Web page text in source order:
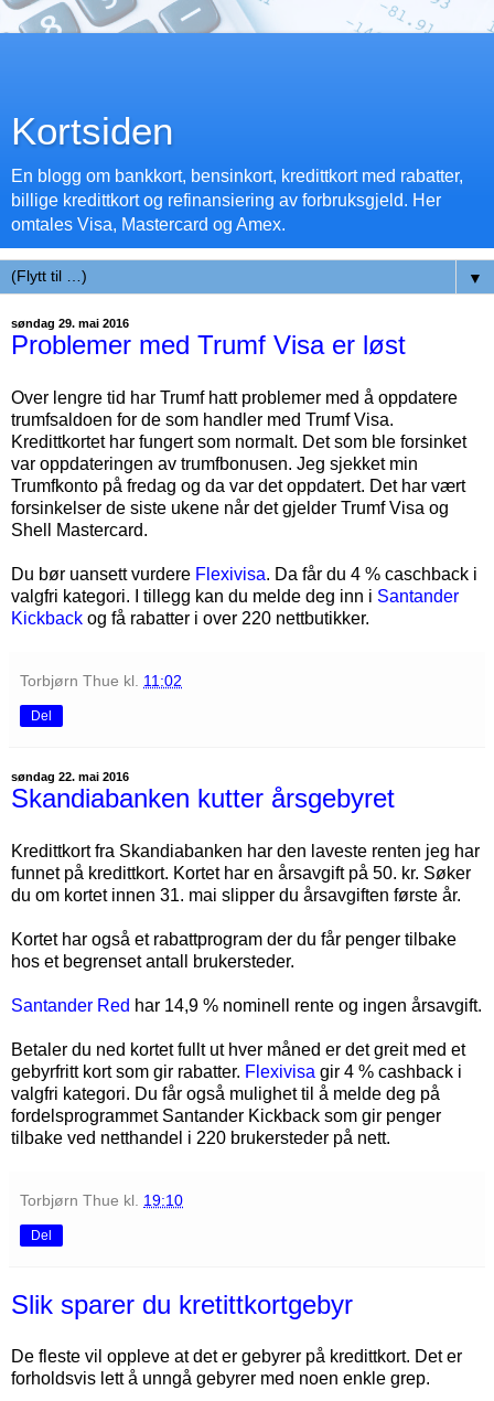
Kortsiden
En blogg om bankkort, bensinkort, kredittkort med rabatter,
billige kredittkort og refinansiering av forbruksgjeld. Her
omtales Visa, Mastercard og Amex.
▼
søndag 29. mai 2016
Problemer med Trumf Visa er løst
Over lengre tid har Trumf hatt problemer med å oppdatere
trumfsaldoen for de som handler med Trumf Visa.
Kredittkortet har fungert som normalt. Det som ble forsinket
var oppdateringen av trumfbonusen. Jeg sjekket min
Trumfkonto på fredag og da var det oppdatert. Det har vært
forsinkelser de siste ukene når det gjelder Trumf Visa og
Shell Mastercard.
Du bør uansett vurdere Flexivisa. Da får du 4 % caschback i
valgfri kategori. I tillegg kan du melde deg inn i Santander
Kickback og få rabatter i over 220 nettbutikker.
Torbjørn Thue kl. 11:02
Del
søndag 22. mai 2016
Skandiabanken kutter årsgebyret
Kredittkort fra Skandiabanken har den laveste renten jeg har
funnet på kredittkort. Kortet har en årsavgift på 50. kr. Søker
du om kortet innen 31. mai slipper du årsavgiften første år.
Kortet har også et rabattprogram der du får penger tilbake
hos et begrenset antall brukersteder.
Santander Red har 14,9 % nominell rente og ingen årsavgift.
Betaler du ned kortet fullt ut hver måned er det greit med et
gebyrfritt kort som gir rabatter. Flexivisa gir 4 % cashback i
valgfri kategori. Du får også mulighet til å melde deg på
fordelsprogrammet Santander Kickback som gir penger
tilbake ved netthandel i 220 brukersteder på nett.
Torbjørn Thue kl. 19:10
Del
Slik sparer du kretittkortgebyr
De fleste vil oppleve at det er gebyrer på kredittkort. Det er
forholdsvis lett å unngå gebyrer med noen enkle grep.